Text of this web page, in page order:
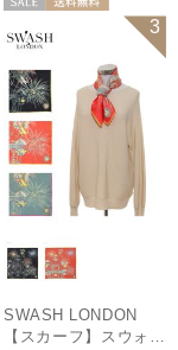
WOMEN
3
SWASH LONDON